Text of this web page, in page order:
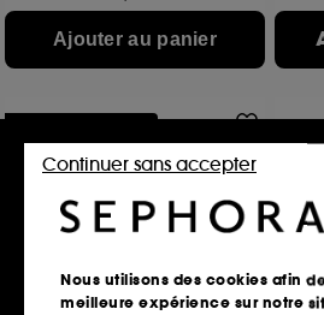
Ajouter au panier
Nous utilisons des cookies afin
meilleure expérience sur notre
Continuer sans accepter